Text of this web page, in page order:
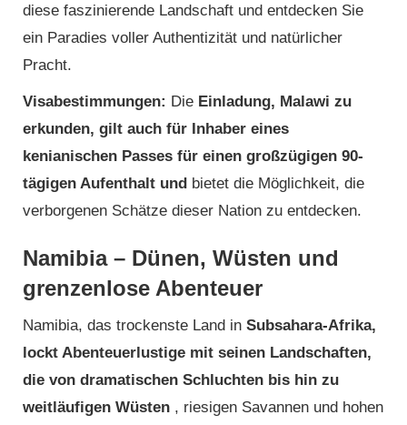
diese faszinierende Landschaft und entdecken Sie
ein Paradies voller Authentizität und natürlicher
Pracht.
Visabestimmungen: Die Einladung, Malawi zu
erkunden, gilt auch für Inhaber eines
kenianischen Passes für einen großzügigen 90-
tägigen Aufenthalt und bietet die Möglichkeit, die
verborgenen Schätze dieser Nation zu entdecken.
Namibia – Dünen, Wüsten und
grenzenlose Abenteuer
Namibia, das trockenste Land in Subsahara-Afrika,
lockt Abenteuerlustige mit seinen Landschaften,
die von dramatischen Schluchten bis hin zu
weitläufigen Wüsten , riesigen Savannen und hohen